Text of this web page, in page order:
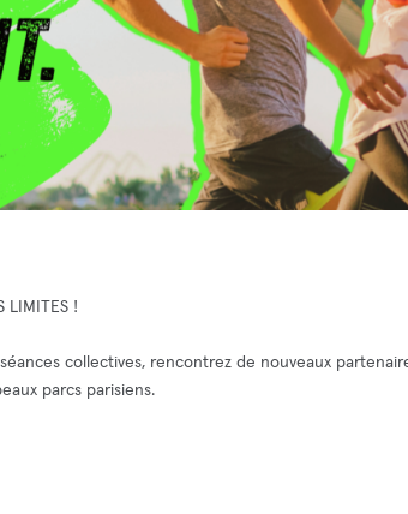
LIMITES !
collectives, rencontrez de nouveaux
parcs parisiens.